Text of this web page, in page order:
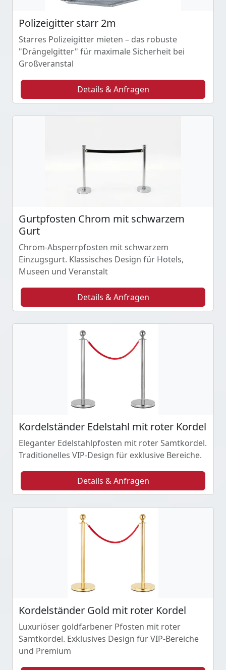
Polizeigitter starr 2m
Starres Polizeigitter mieten – das robuste
"Drängelgitter" für maximale Sicherheit bei
Großveranstal
Details & Anfragen
Gurtpfosten Chrom mit schwarzem
Gurt
Chrom-Absperrpfosten mit schwarzem
Einzugsgurt. Klassisches Design für Hotels,
Museen und Veranstalt
Details & Anfragen
Kordelständer Edelstahl mit roter Kordel
Eleganter Edelstahlpfosten mit roter Samtkordel.
Traditionelles VIP-Design für exklusive Bereiche.
Details & Anfragen
Kordelständer Gold mit roter Kordel
Luxuriöser goldfarbener Pfosten mit roter
Samtkordel. Exklusives Design für VIP-Bereiche
und Premium